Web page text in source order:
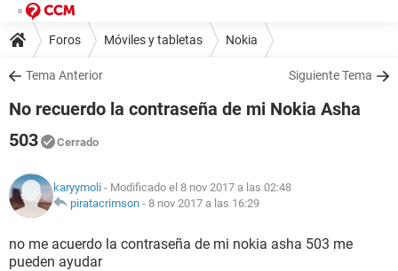
Foros Móviles y tabletas Nokia
Tema Anterior Siguiente Tema
No recuerdo la contraseña de mi Nokia Asha
503
Cerrado
karyymoli - Modificado el 8 nov 2017 a las 02:48
piratacrimson - 8 nov 2017 a las 16:29
no me acuerdo la contraseña de mi nokia asha 503 me
pueden ayudar